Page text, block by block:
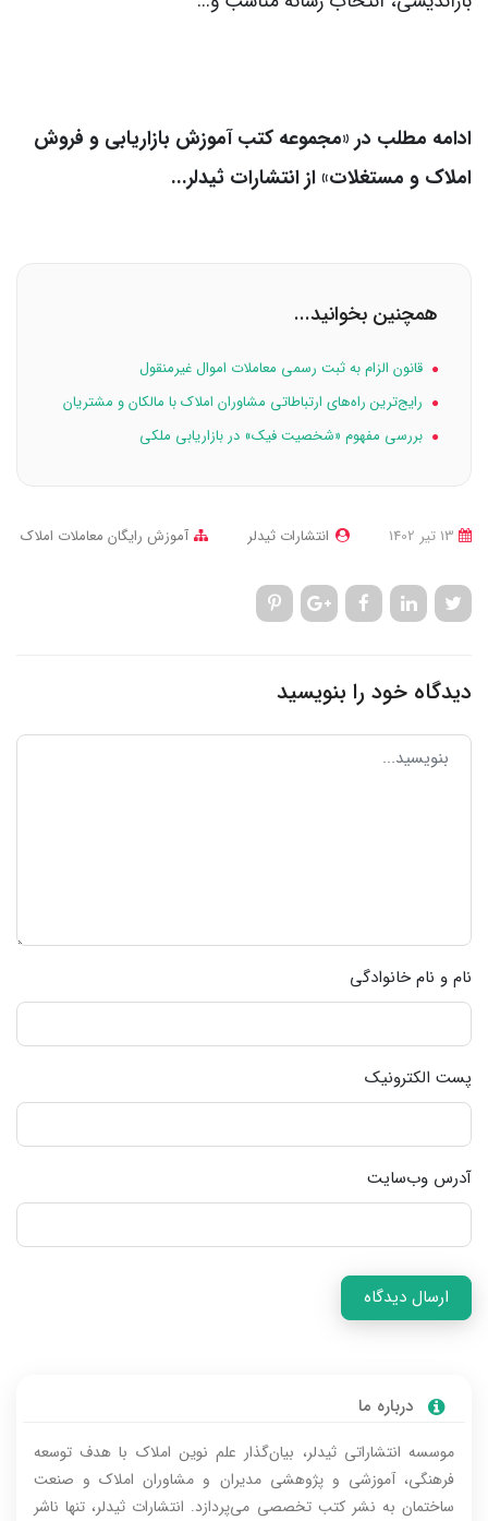
ادامه مطلب در «مجموعه کتب آموزش بازاریابی و فروش
املاک و مستغلات» از انتشارات ثیدلر...
همچنین بخوانید...
قانون الزام به ثبت رسمي معاملات اموال غيرمنقول
رایج‌ترین راه‌های ارتباطاتی مشاوران املاک با مالکان و مشتریان
بررسی مفهوم «شخصیت فیک» در بازاریابی ملکی
انتشارات ثیدلر آموزش رایگان معاملات املاک
دیدگاه خود را بنویسید
نام و نام خانوادگی
پست الکترونیک
آدرس وب‌سایت
ارسال دیدگاه
درباره‌ ما
موسسه انتشاراتی ثیدلر، بیان‌گذار علم نوین املاک با هدف توسعه
فرهنگی، آموزشی و پژوهشی مدیران و مشاوران املاک و صنعت
ساختمان به نشر کتب تخصصی می‌پردازد. انتشارات ثیدلر، تنها ناشر